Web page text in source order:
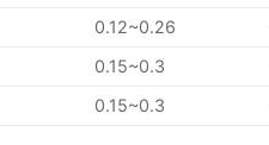
0.12~0.26
0.15~0.3
0.15~0.3